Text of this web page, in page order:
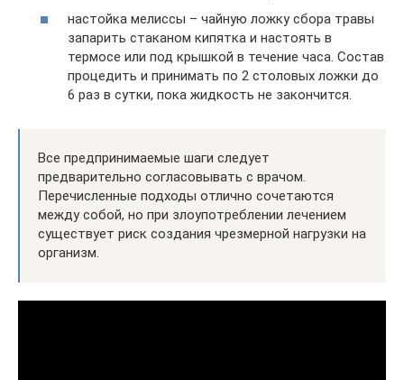
настойка мелиссы – чайную ложку сбора травы
запарить стаканом кипятка и настоять в
термосе или под крышкой в течение часа. Состав
процедить и принимать по 2 столовых ложки до
6 раз в сутки, пока жидкость не закончится.
Все предпринимаемые шаги следует
предварительно согласовывать с врачом.
Перечисленные подходы отлично сочетаются
между собой, но при злоупотреблении лечением
существует риск создания чрезмерной нагрузки на
организм.